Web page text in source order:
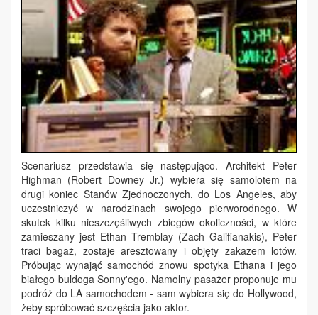
Scenariusz przedstawia się następująco. Architekt Peter
Highman (Robert Downey Jr.) wybiera się samolotem na
drugi koniec Stanów Zjednoczonych, do Los Angeles, aby
uczestniczyć w narodzinach swojego pierworodnego. W
skutek kilku nieszczęśliwych zbiegów okoliczności, w które
zamieszany jest Ethan Tremblay (Zach Galifianakis), Peter
traci bagaż, zostaje aresztowany i objęty zakazem lotów.
Próbując wynająć samochód znowu spotyka Ethana i jego
białego buldoga Sonny'ego. Namolny pasażer proponuje mu
podróż do LA samochodem - sam wybiera się do Hollywood,
żeby spróbować szczęścia jako aktor.